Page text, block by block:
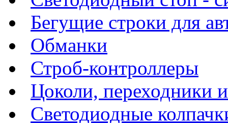
Бегущие строки для
Обманки
Строб-контроллеры
Цоколи, переходники
Светодиодные